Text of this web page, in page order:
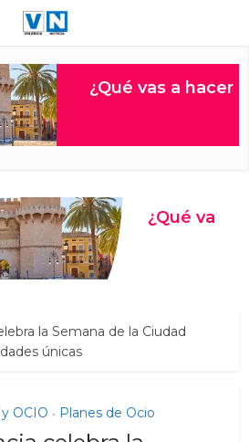
la Semana de la Ciudad
únicas
OCIO • Planes de Ocio